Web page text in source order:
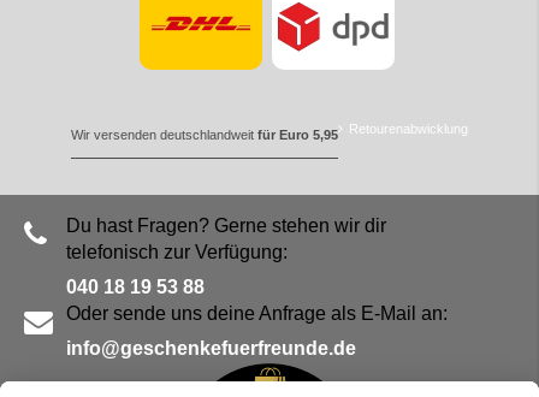
Wir versenden deutschlandweit für Euro 5,95 Retourenabwicklung
Du hast Fragen? Gerne stehen wir dir
telefonisch zur Verfügung:
040 18 19 53 88
Oder sende uns deine Anfrage als E-Mail an:
info@geschenkefuerfreunde.de